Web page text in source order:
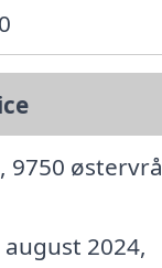
9750 østervrå
2024,